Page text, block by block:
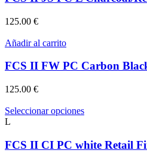
125.00 €
Añadir al carrito
FCS II FW PC Carbon
125.00 €
Seleccionar opcionesEste
múltiples
variantes.
L
FCS II CI PC white Retail